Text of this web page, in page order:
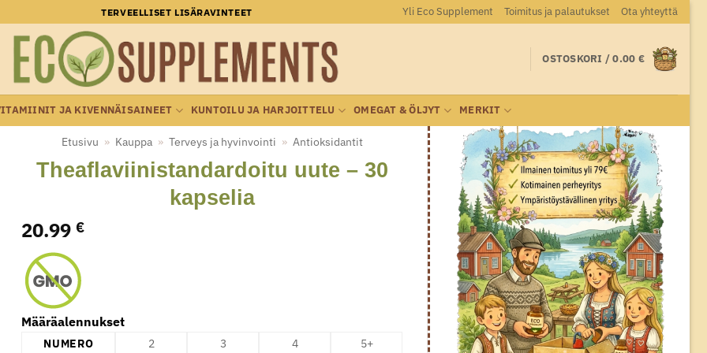
TERVEELLISET LISÄRAVINTEET Yli Eco Supplement Toimitus ja palautukset Ota yhteyttä
OSTOSKORI /0.00 €
JA KIVENNÄISAINEET KUNTOILU JA HARJOITTELU OMEGAT & ÖLJYT MERKIT
Etusivu » Kauppa » Terveys ja hyvinvointi » Antioksidantit
Theaflaviinistandardoitu uute – 30
kapselia
20.99 €
Määräalennukset
NUMERO 2 3 4
5+